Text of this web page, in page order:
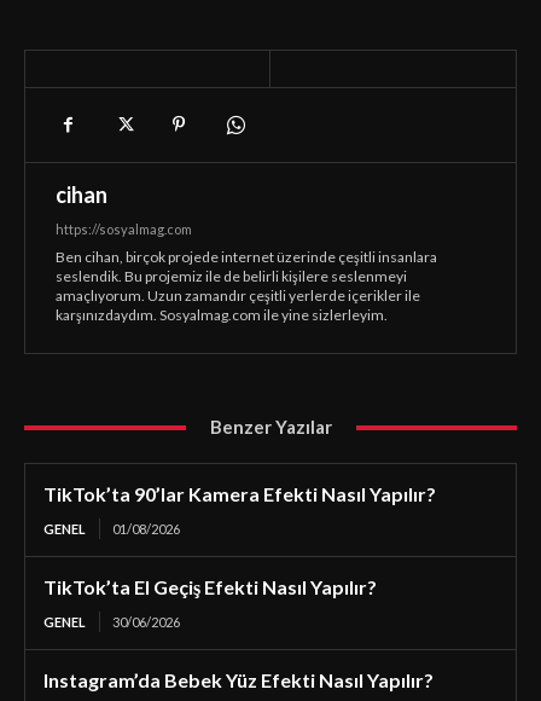
cihan
https://sosyalmag.com
Ben cihan, birçok projede internet üzerinde çeşitli insanlara
seslendik. Bu projemiz ile de belirli kişilere seslenmeyi
amaçlıyorum. Uzun zamandır çeşitli yerlerde içerikler ile
karşınızdaydım. Sosyalmag.com ile yine sizlerleyim.
Benzer Yazılar
TikTok’ta 90’lar Kamera Efekti Nasıl Yapılır?
GENEL 01/08/2026
TikTok’ta El Geçiş Efekti Nasıl Yapılır?
GENEL 30/06/2026
Instagram’da Bebek Yüz Efekti Nasıl Yapılır?